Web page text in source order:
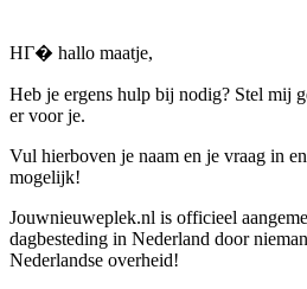
HГ� hallo maatje,
Heb je ergens hulp bij nodig? Stel mij
er voor je.
Vul hierboven je naam en je vraag in
mogelijk!
Jouwnieuweplek.nl is officieel
dagbesteding in Nederland door
Nederlandse overheid!